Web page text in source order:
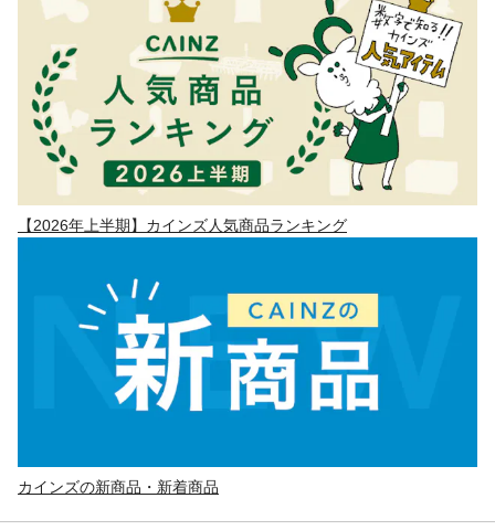
【2026年上半期】カインズ人気商品ランキング
カインズの新商品・新着商品